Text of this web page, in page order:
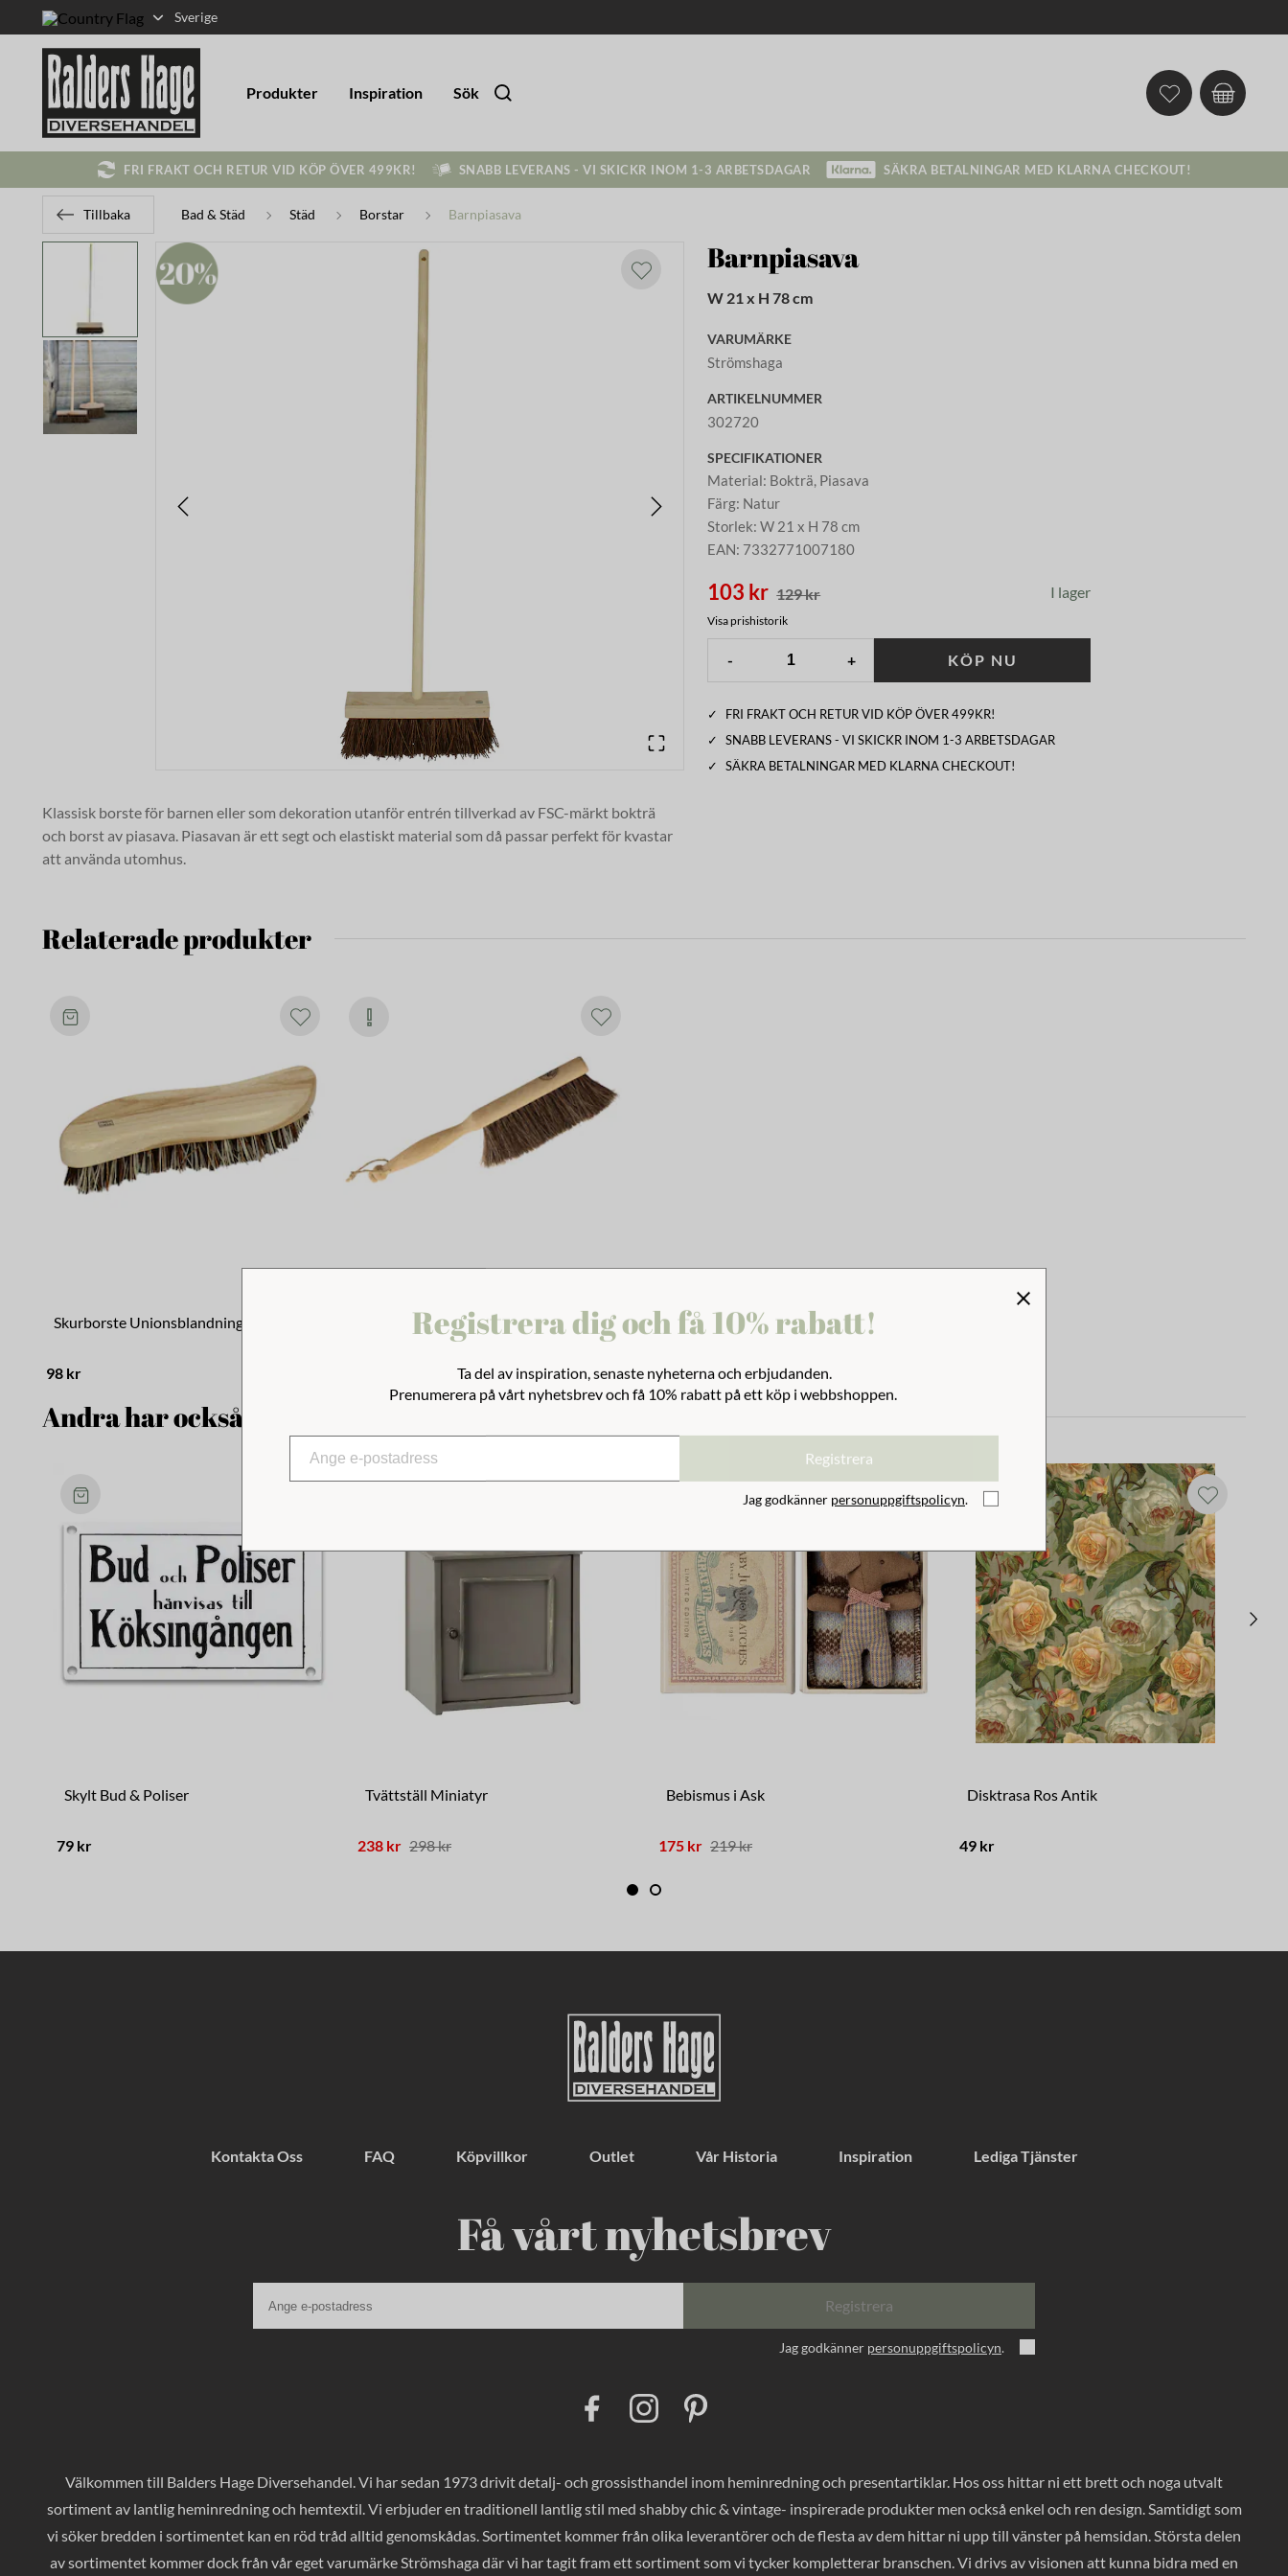
Sverige
Produkter Inspiration Sök
FRI FRAKT OCH RETUR VID KÖP ÖVER 499KR! SNABB LEVERANS - VI SKICKR INOM 1-3 ARBETSDAGAR SÄKRA BETALNINGAR MED KLARNA CHECKOUT!
Tillbaka Bad & Städ Städ Borstar Barnpiasava
Klassisk borste för barnen eller som dekoration utanför entrén tillverkad av FSC-märkt bokträ
och borst av piasava. Piasavan är ett segt och elastiskt material som då passar perfekt för kvastar
att använda utomhus.
Barnpiasava
W 21 x H 78 cm
VARUMÄRKE
Strömshaga
ARTIKELNUMMER
302720
SPECIFIKATIONER
Material: Bokträ, Piasava
Färg: Natur
Storlek:W 21 x H 78 cm
EAN: 7332771007180
103 kr 129 kr I lager
Visa prishistorik
- + KÖP NU
✓
FRI FRAKT OCH RETUR VID KÖP ÖVER 499KR!
✓
SNABB LEVERANS - VI SKICKR INOM 1-3 ARBETSDAGAR
✓
SÄKRA BETALNINGAR MED KLARNA CHECKOUT!
Relaterade produkter
Skurborste Unionsblandning
98 kr
Bordsborste
Andra har också tittat på
Skylt Bud & Poliser
79 kr
Tvättställ Miniatyr
238 kr 298 kr
Bebismus i Ask
175 kr 219 kr
Disktrasa Ros Antik
49 kr
Kontakta Oss FAQ Köpvillkor Outlet Vår Historia Inspiration Lediga Tjänster
Få vårt nyhetsbrev
Registrera
Jag godkänner personuppgiftspolicyn.
o
o
k
I
n
g
r
a
r
e
s
Välkommen till Balders Hage Diversehandel. Vi har sedan 1973 drivit detalj- och grossisthandel inom heminredning och presentartiklar. Hos oss hittar ni ett brett och noga utvalt
sortiment av lantlig heminredning och hemtextil. Vi erbjuder en traditionell lantlig stil med shabby chic & vintage- inspirerade produkter men också enkel och ren design. Samtidigt som
vi söker bredden i sortimentet kan en röd tråd alltid genomskådas. Sortimentet kommer från olika leverantörer och de flesta av dem hittar ni upp till vänster på hemsidan. Största delen
av sortimentet kommer dock från vår eget varumärke Strömshaga där vi har tagit fram ett sortiment som vi tycker kompletterar branschen. Vi drivs av visionen att kunna bidra med en
Registrera dig och få 10% rabatt!
Ta del av inspiration, senaste nyheterna och erbjudanden.
Prenumerera på vårt nyhetsbrev och få 10% rabatt på ett köp i webbshoppen.
Registrera
Jag godkänner personuppgiftspolicyn.